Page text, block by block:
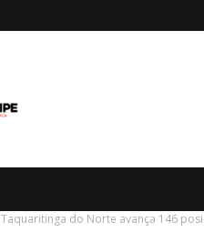
Taquaritinga do Norte avança 146